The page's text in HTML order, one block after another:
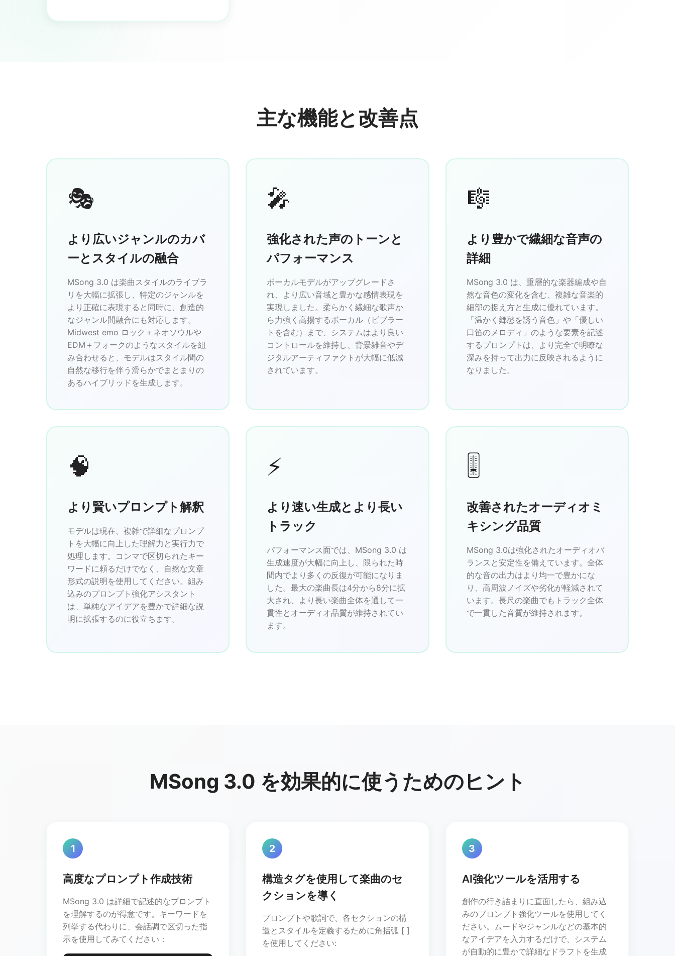
主な機能と改善点
🎭
より広いジャンルのカバ
ーとスタイルの融合
MSong 3.0 は楽曲スタイルのライブラ
リを大幅に拡張し、特定のジャンルを
より正確に表現すると同時に、創造的
なジャンル間融合にも対応します。
Midwest emo ロック＋ネオソウルや
EDM＋フォークのようなスタイルを組
み合わせると、モデルはスタイル間の
自然な移行を伴う滑らかでまとまりの
あるハイブリッドを生成します。
🎤
強化された声のトーンと
パフォーマンス
ボーカルモデルがアップグレードさ
れ、より広い音域と豊かな感情表現を
実現しました。柔らかく繊細な歌声か
ら力強く高揚するボーカル（ビブラー
トを含む）まで、システムはより良い
コントロールを維持し、背景雑音やデ
ジタルアーティファクトが大幅に低減
されています。
🎼
より豊かで繊細な音声の
詳細
MSong 3.0 は、重層的な楽器編成や自
然な音色の変化を含む、複雑な音楽的
細部の捉え方と生成に優れています。
「温かく郷愁を誘う音色」や「優しい
口笛のメロディ」のような要素を記述
するプロンプトは、より完全で明瞭な
深みを持って出力に反映されるように
なりました。
🧠
より賢いプロンプト解釈
モデルは現在、複雑で詳細なプロンプ
トを大幅に向上した理解力と実行力で
処理します。コンマで区切られたキー
ワードに頼るだけでなく、自然な文章
形式の説明を使用してください。組み
込みのプロンプト強化アシスタント
は、単純なアイデアを豊かで詳細な説
明に拡張するのに役立ちます。
⚡
より速い生成とより長い
トラック
パフォーマンス面では、MSong 3.0 は
生成速度が大幅に向上し、限られた時
間内でより多くの反復が可能になりま
した。最大の楽曲長は4分から8分に拡
大され、より長い楽曲全体を通して一
貫性とオーディオ品質が維持されてい
ます。
🎚️
改善されたオーディオミ
キシング品質
MSong 3.0は強化されたオーディオバ
ランスと安定性を備えています。全体
的な音の出力はより均一で豊かにな
り、高周波ノイズや劣化が軽減されて
います。長尺の楽曲でもトラック全体
で一貫した音質が維持されます。
MSong 3.0 を効果的に使うためのヒント
1
高度なプロンプト作成技術
MSong 3.0 は詳細で記述的なプロンプト
を理解するのが得意です。キーワードを
列挙する代わりに、会話調で区切った指
示を使用してみてください：
2
構造タグを使用して楽曲のセ
クションを導く
プロンプトや歌詞で、各セクションの構
造とスタイルを定義するために角括弧 [ ]
を使用してください:
3
AI強化ツールを活用する
創作の行き詰まりに直面したら、組み込
みのプロンプト強化ツールを使用してく
ださい。ムードやジャンルなどの基本的
なアイデアを入力するだけで、システム
が自動的に豊かで詳細なドラフトを生成